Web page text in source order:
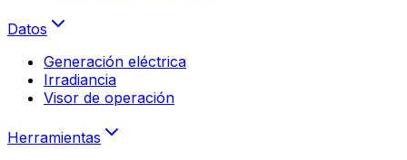
Datos
Generación eléctrica
Irradiancia
Visor de operación
Herramientas